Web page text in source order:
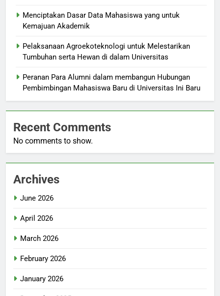
Menciptakan Dasar Data Mahasiswa yang untuk
Kemajuan Akademik
Pelaksanaan Agroekoteknologi untuk Melestarikan
Tumbuhan serta Hewan di dalam Universitas
Peranan Para Alumni dalam membangun Hubungan
Pembimbingan Mahasiswa Baru di Universitas Ini Baru
Recent Comments
No comments to show.
Archives
June 2026
April 2026
March 2026
February 2026
January 2026